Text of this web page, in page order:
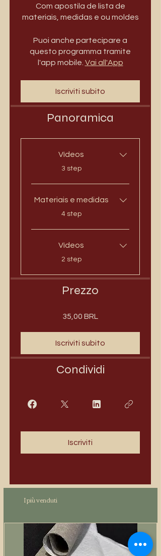
Com apostila de lista de
Puoi anche partecipare a
questo programma tramite
l'app mobile. Vai all'App
Iscriviti subito
Panoramica
Vídeos
.
3 step
Materiais e medidas
.
4 step
Vídeos
.
2 step
Prezzo
35,00 BRL
Iscriviti subito
Condividi
Iscriviti
I più venduti